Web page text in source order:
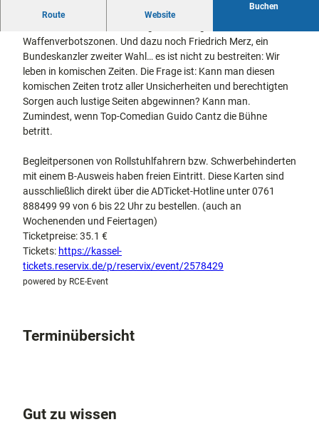
Musee
n,
Galeri
en und
Sonde
rausst
Street
Art
Theat
er und
Bühne
Gärten
fahren in
Kassel
Wandern
im
Grünen
Stadtführungen
Kassel
mit
Kindern
Gastronomie
und
Unterkünfte
Ausflugsziele
in der Region
gestellte
Fragen
Route Website
Buchen
Klimawandel. Künstliche Intelligenz. Legales Kiffen. Political
Waffenverbotszonen. Und dazu noch Friedrich Merz, ein
Bundeskanzler zweiter Wahl… es ist nicht zu bestreiten: Wir
leben in komischen Zeiten. Die Frage ist: Kann man diesen
komischen Zeiten trotz aller Unsicherheiten und berechtigten
Sorgen auch lustige Seiten abgewinnen? Kann man.
Zumindest, wenn Top-Comedian Guido Cantz die Bühne
betritt.
Begleitpersonen von Rollstuhlfahrern bzw. Schwerbehinderten
mit einem B-Ausweis haben freien Eintritt. Diese Karten sind
ausschließlich direkt über die ADTicket-Hotline unter 0761
888499 99 von 6 bis 22 Uhr zu bestellen. (auch an
Wochenenden und Feiertagen)
Ticketpreise: 35.1 €
Tickets: https://kassel-
tickets.reservix.de/p/reservix/event/2578429
powered by RCE-Event
Terminübersicht
Gut zu wissen